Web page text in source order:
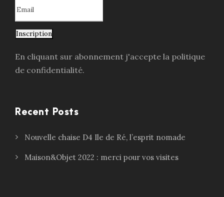
Inscription
En cliquant sur abonnement j'accepte la politique
de confidentialité.
Recent Posts
Nouvelle chaise D4 Ile de Ré, l’esprit nomade
Maison&Objet 2022 : merci pour vos visites